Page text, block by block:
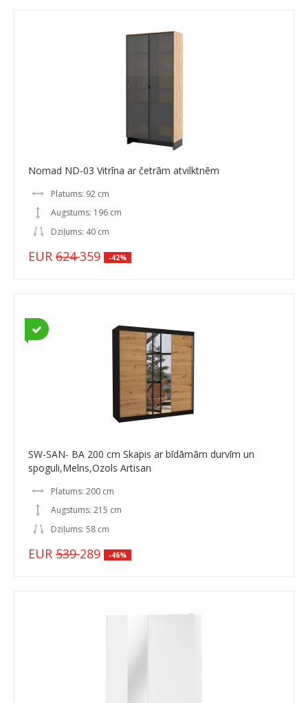
Nomad ND-03 Vitrīna ar četrām atvilktnēm
Platums: 92 cm
Augstums: 196 cm
Dziļums: 40 cm
EUR 624359 -42%
SW-SAN- BA 200 cm Skapis ar bīdāmām durvīm un
spoguli,Melns,Ozols Artisan
Platums: 200 cm
Augstums: 215 cm
Dziļums: 58 cm
EUR 539289 -46%